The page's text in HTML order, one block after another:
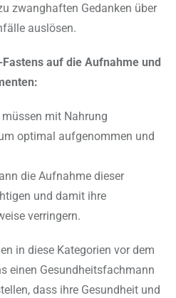
zwanghaften Gedanken über
auslösen.
auf die Aufnahme und
mit Nahrung
optimal aufgenommen und
die Aufnahme dieser
und damit ihre
verringern.
in diese Kategorien vor dem
einen Gesundheitsfachmann
dass ihre Gesundheit und